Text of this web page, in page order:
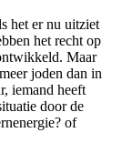
het er nu uitziet
het recht op
Maar
joden dan in
iemand heeft
door de
of